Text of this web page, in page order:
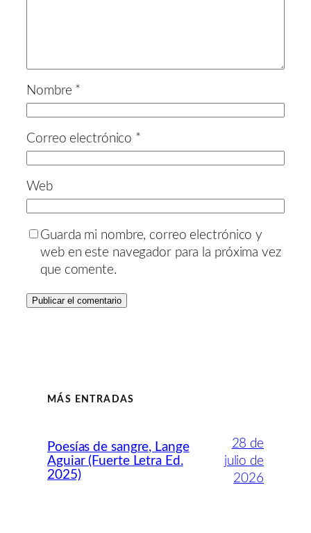
Nombre *
Correo electrónico *
Web
Guarda mi nombre, correo electrónico y
web en este navegador para la próxima vez
que comente.
MÁS ENTRADAS
Poesías de sangre, Lange
Aguiar (Fuerte Letra Ed.
2025)
28 de
julio de
2026